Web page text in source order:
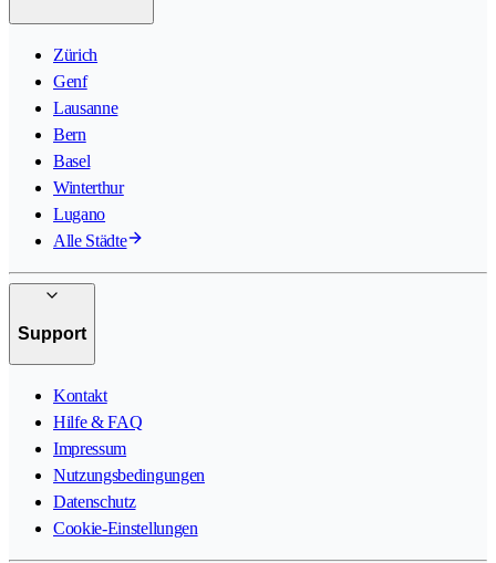
Zürich
Genf
Lausanne
Bern
Basel
Winterthur
Lugano
Alle Städte
Support
Kontakt
Hilfe & FAQ
Impressum
Nutzungsbedingungen
Datenschutz
Cookie-Einstellungen